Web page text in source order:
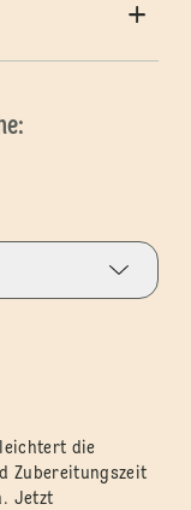
die
Zubereitungszeit
Jetzt